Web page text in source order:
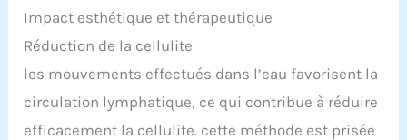
Impact esthétique et thérapeutique
Réduction de la cellulite
les mouvements effectués dans l’eau favorisent la
circulation lymphatique, ce qui contribue à réduire
efficacement la cellulite. cette méthode est prisée